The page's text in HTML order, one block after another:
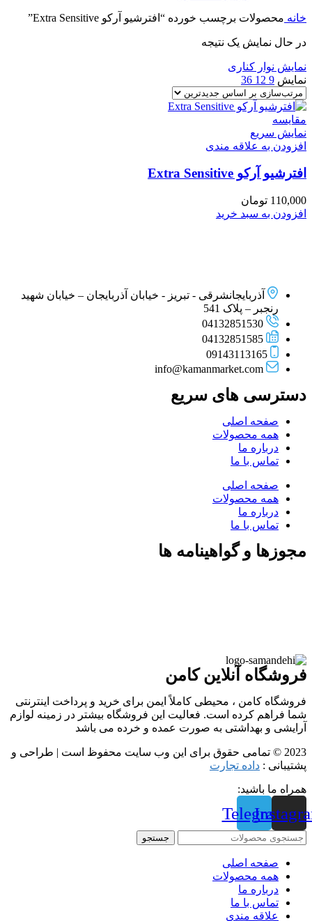
خانه محصولات برچسب خورده “افترشیو آرکو Extra Sensitive”
در حال نمایش یک نتیجه
نمایش نوار کناری
نمایش 9
12
36
مقايسه
نمایش سریع
افزودن به علاقه مندی
افترشیو آرکو Extra Sensitive
110,000 تومان
افزودن به سبد خرید
آذربایجانشرقی - تبریز - خیابان آذربایجان – خیابان شهید
رنجبر – پلاک 541
04132851530
04132851585
09143113165
info@kamanmarket.com
دسترسی های سریع
صفحه اصلی
همه محصولات
درباره ما
تماس با ما
صفحه اصلی
همه محصولات
درباره ما
تماس با ما
مجوزها و گواهینامه ها
فروشگاه آنلاین کامن
فروشگاه کامن ، محیطی کاملاً ایمن برای خرید و پرداخت اینترنتی
شما فراهم کرده است. فعالیت این فروشگاه بیشتر در زمینه لوازم
آرایشی و بهداشتی به صورت عمده و خرده می باشد
2023 © تمامی حقوق برای این وب سایت محفوظ است | طراحی و
پشتیبانی : داده تجارت
همراه ما باشید:
Telegram
جستجو
صفحه اصلی
همه محصولات
درباره ما
تماس با ما
علاقه مندی